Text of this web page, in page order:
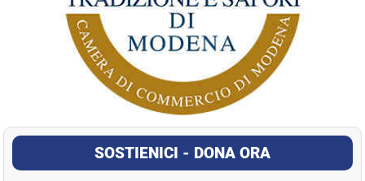
SOSTIENICI - DONA ORA